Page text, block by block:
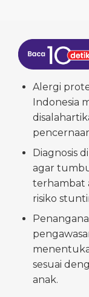
Alergi
Indonesia
Diagnosis
agar
terhambat
risiko
sesuai
anak.